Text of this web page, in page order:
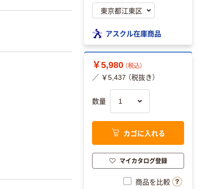
アスクル在庫商品
￥5,980 （税込）
／ ￥5,437 （税抜き）
数量
カゴに入れる
マイカタログ登録
商品を比較